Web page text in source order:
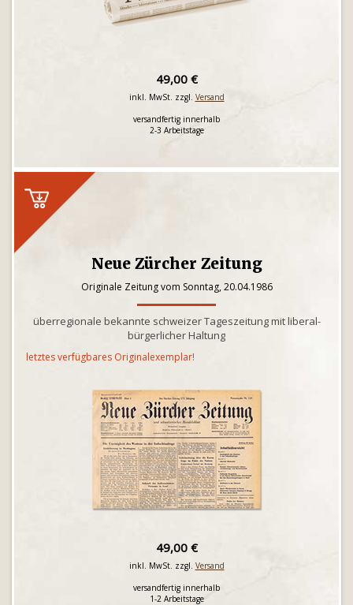
49,00 €
inkl. MwSt. zzgl. Versand
versandfertig innerhalb
2-3 Arbeitstage
Neue Zürcher Zeitung
Originale Zeitung vom Sonntag, 20.04.1986
überregionale bekannte schweizer Tageszeitung mit liberal-
bürgerlicher Haltung
letztes verfügbares Originalexemplar!
49,00 €
inkl. MwSt. zzgl. Versand
versandfertig innerhalb
1-2 Arbeitstage